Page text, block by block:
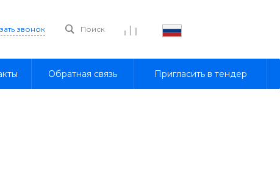
звонок Поиск
Обратная связь Пригласить в тендер